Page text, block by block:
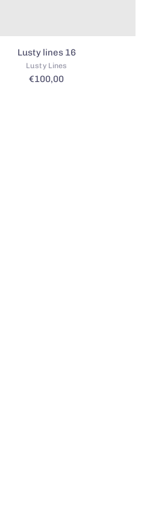
Lusty lines 16
Lusty Lines
€100,00